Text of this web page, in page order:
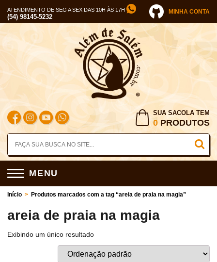
ATENDIMENTO DE SEG A SEX DAS 10H ÀS 17H
(54) 98145-5232
MINHA CONTA
SUA SACOLA TEM
0 PRODUTOS
MENU
Início > Produtos marcados com a tag “areia de praia na magia”
areia de praia na magia
Exibindo um único resultado